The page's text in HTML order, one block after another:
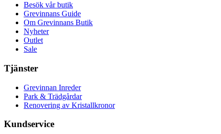
Besök vår butik
Grevinnans Guide
Om Grevinnans Butik
Nyheter
Outlet
Sale
Tjänster
Grevinnan Inreder
Park & Trädgårdar
Renovering av Kristallkronor
Kundservice